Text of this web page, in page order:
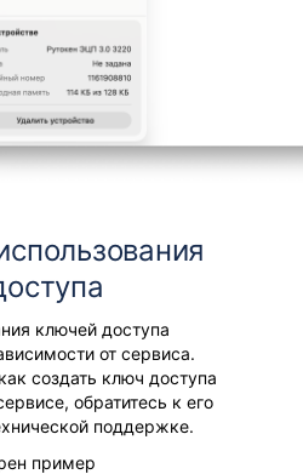
ключей доступа
от сервиса.
создать ключ доступа
обратитесь к его
поддержке.
пример